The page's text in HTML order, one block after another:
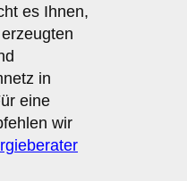
es Ihnen,
in
eine
wir